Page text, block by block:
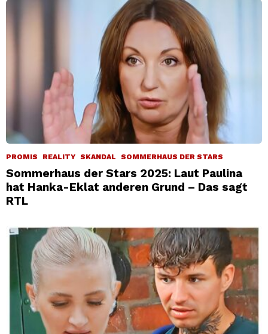
PROMIS REALITY SKANDAL SOMMERHAUS DER STARS
Sommerhaus der Stars 2025: Laut Paulina
hat Hanka-Eklat anderen Grund – Das sagt
RTL